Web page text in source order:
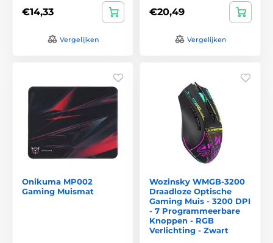
€14,33
Vergelijken
€20,49
Vergelijken
Onikuma MP002
Gaming Muismat
Wozinsky WMGB-3200
Draadloze Optische
Gaming Muis - 3200 DPI
- 7 Programmeerbare
Knoppen - RGB
Verlichting - Zwart